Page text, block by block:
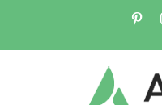
Instagram